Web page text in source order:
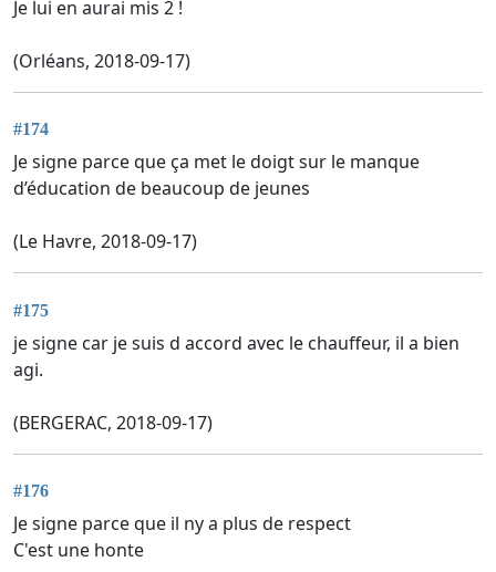
Je lui en aurai mis 2 !
(Orléans, 2018-09-17)
#174
Je signe parce que ça met le doigt sur le manque
d’éducation de beaucoup de jeunes
(Le Havre, 2018-09-17)
#175
je signe car je suis d accord avec le chauffeur, il a bien
agi.
(BERGERAC, 2018-09-17)
#176
Je signe parce que il ny a plus de respect
C'est une honte